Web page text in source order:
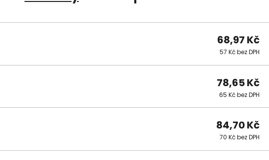
68,97 Kč
57 Kč bez DPH
78,65 Kč
65 Kč bez DPH
84,70 Kč
70 Kč bez DPH